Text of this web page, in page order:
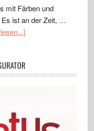
mit Färben und
Es ist an der Zeit, …